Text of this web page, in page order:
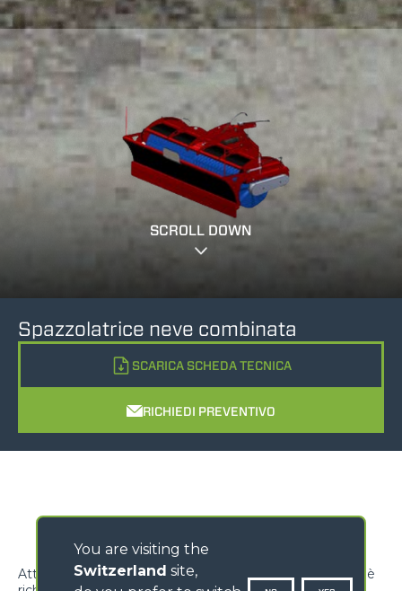
SCROLL DOWN
Spazzolatrice neve combinata
SCARICA SCHEDA TECNICA
RICHIEDI PREVENTIVO
Attrezzatura progettata per lo sgombero neve laddove è
You are visiting the
Switzerland site,